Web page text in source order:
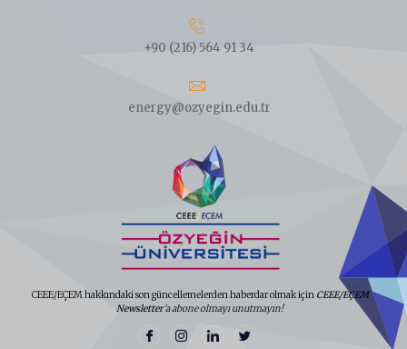
+90 (216) 564 91 34
energy@ozyegin.edu.tr
CEEE/EÇEM hakkındaki son güncellemelerden haberdar olmak için CEEE/EÇEM
Newsletter'a abone olmayı unutmayın!